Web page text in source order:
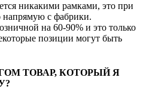
никакими рамками, это при
напрямую с фабрики.
на 60-90% и это только
позиции могут быть
ТОВАР, КОТОРЫЙ Я